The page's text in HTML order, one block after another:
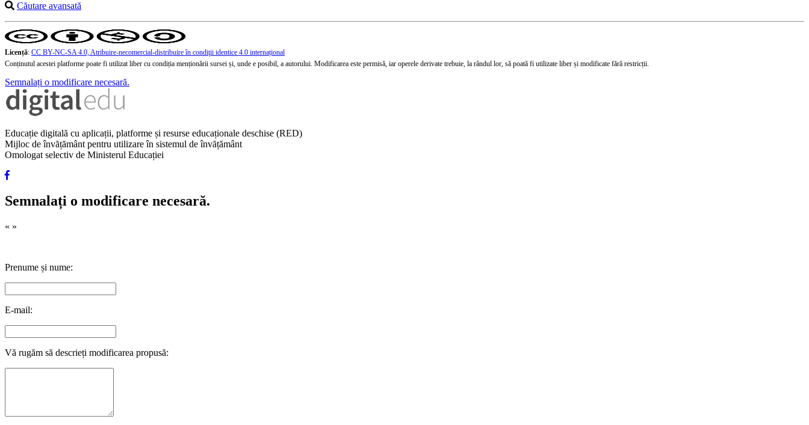
Căutare avansată
Licență: CC BY-NC-SA 4.0, Atribuire-necomercial-distribuire în condiţii identice 4.0 internațional
Conținutul acestei platforme poate fi utilizat liber cu condiția menționării sursei și, unde e posibil, a autorului. Modificarea este permisă, iar operele derivate trebuie, la rândul lor, să poată fi utilizate liber și modificate fără restricții.
Semnalați o modificare necesară.
Educație digitală cu aplicații, platforme și resurse educaționale deschise (RED)
Mijloc de învățământ pentru utilizare în sistemul de învățământ
Omologat selectiv de Ministerul Educației
Semnalați o modificare necesară.
« »
Prenume și nume:
E-mail:
Vă rugăm să descrieți modificarea propusă: